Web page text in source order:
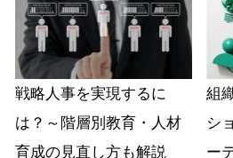
戦略人事を実現するに
は？～階層別教育・人材
育成の見直し方も解説
組
シ
ー